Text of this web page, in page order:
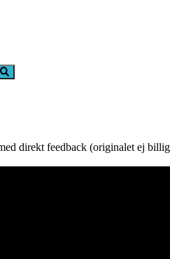
direkt feedback (originalet ej